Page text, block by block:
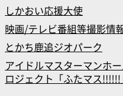
しかおい応援大使
映画/テレビ番組等撮影情
とかち鹿追ジオパーク
アイドルマスターマンホ
ロジェクト「ふたマス!!!!!!